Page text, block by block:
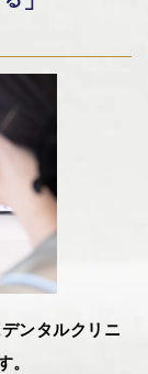
ンタルクリニ
。